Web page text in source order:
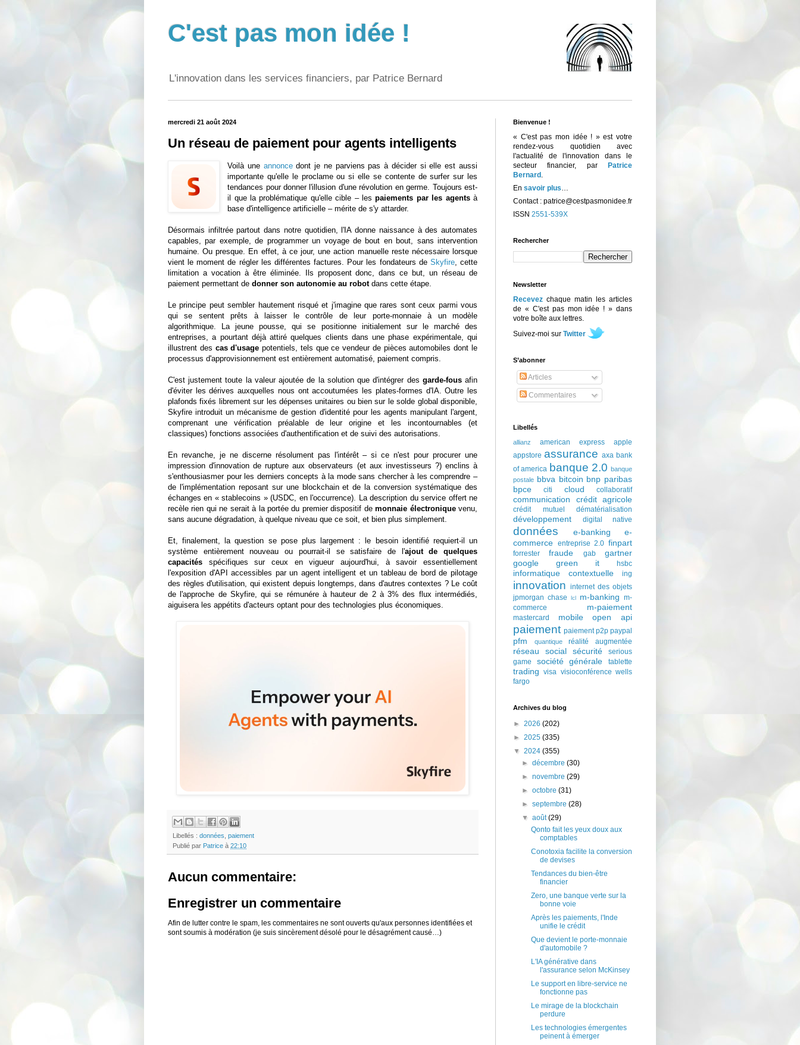
C'est pas mon idée !
L'innovation dans les services financiers, par Patrice Bernard
mercredi 21 août 2024
Un réseau de paiement pour agents intelligents
Voilà une annoncedont je ne parviens pas à décider si elle est aussi
importante qu'elle le proclame ou si elle se contente de surfer sur les
tendances pour donner l'illusion d'une révolution en germe. Toujours est-
il que la problématique qu'elle cible – lespaiements par les agentsà
base d'intelligence artificielle – mérite de s'y attarder.
Désormais infiltrée partout dans notre quotidien, l'IA donne naissance à des automates
capables, par exemple, de programmer un voyage de bout en bout, sans intervention
humaine. Ou presque. En effet, à ce jour, une action manuelle reste nécessaire lorsque
vient le moment de régler les différentes factures. Pour les fondateurs de Skyfire, cette
limitation a vocation à être éliminée. Ils proposent donc, dans ce but, un réseau de
paiement permettant de donner son autonomie au robotdans cette étape.
Le principe peut sembler hautement risqué et j'imagine que rares sont ceux parmi vous
qui se sentent prêts à laisser le contrôle de leur porte-monnaie à un modèle
algorithmique. La jeune pousse, qui se positionne initialement sur le marché des
entreprises, a pourtant déjà attiré quelques clients dans une phase expérimentale, qui
illustrent des cas d'usage potentiels, tels que ce vendeur de pièces automobiles dont le
processus d'approvisionnement est entièrement automatisé, paiement compris.
C'est justement toute la valeur ajoutée de la solution que d'intégrer des garde-fousafin
d'éviter les dérives auxquelles nous ont accoutumées les plates-formes d'IA. Outre les
plafonds fixés librement sur les dépenses unitaires ou bien sur le solde global disponible,
Skyfire introduit un mécanisme de gestion d'identité pour les agents manipulant l'argent,
comprenant une vérification préalable de leur origine et les incontournables (et
classiques) fonctions associées d'authentification et de suivi des autorisations.
En revanche, je ne discerne résolument pas l'intérêt – si ce n'est pour procurer une
impression d'innovation de rupture aux observateurs (et aux investisseurs ?) enclins à
s'enthousiasmer pour les derniers concepts à la mode sans chercher à les comprendre –
de l'implémentation reposant sur une blockchain et de la conversion systématique des
échanges en « stablecoins » (USDC, en l'occurrence). La description du service offert ne
recèle rien qui ne serait à la portée du premier dispositif demonnaie électroniquevenu,
sans aucune dégradation, à quelque niveau que ce soit, et bien plus simplement.
Et, finalement, la question se pose plus largement : le besoin identifié requiert-il un
système entièrement nouveau ou pourrait-il se satisfaire de l'ajout de quelques
capacités spécifiques sur ceux en vigueur aujourd'hui, à savoir essentiellement
l'exposition d'API accessibles par un agent intelligent et un tableau de bord de pilotage
des règles d'utilisation, qui existent depuis longtemps, dans d'autres contextes ? Le coût
de l'approche de Skyfire, qui se rémunére à hauteur de 2 à 3% des flux intermédiés,
aiguisera les appétits d'acteurs optant pour des technologies plus économiques.
Libellés : données, paiement
Publié par Patrice à 22:10
Aucun commentaire:
Enregistrer un commentaire
Afin de lutter contre le spam, les commentaires ne sont ouverts qu'aux personnes identifiées et
sont soumis à modération (je suis sincèrement désolé pour le désagrément causé…)
Bienvenue !
« C'est pas mon idée ! » est votre
rendez-vous quotidien avec
l'actualité de l'innovation dans le
secteur financier, par
Patrice
Bernard .
En savoir plus…
Contact : patrice@cestpasmonidee.fr
ISSN 2551-539X
Rechercher
Newsletter
Recevez chaque matin les articles
de « C'est pas mon idée ! » dans
votre boîte aux lettres.
Suivez-moi sur Twitter
S’abonner
Articles
Commentaires
Libellés
allianz american express
apple
appstore assurance axa bank
of america banque 2.0 banque
postale bbva bitcoin bnp paribas
bpce
citi cloud collaboratif
communication crédit agricole
crédit mutuel dématérialisation
développement digital native
données e-banking
e-
commerce entreprise 2.0 finpart
forrester fraude gab
gartner
google
green it hsbc
informatique contextuelle ing
innovation internet des objets
jpmorgan chase
lcl m-banking m-
commerce
m-paiement
mastercard mobile open api
paiement paiement p2p paypal
pfm quantique réalité augmentée
réseau social sécurité
serious
game
société générale tablette
trading visa visioconférence wells
fargo
Archives du blog
► 2026 (202)
► 2025 (335)
▼ 2024 (355)
►décembre(30)
►novembre(29)
►octobre(31)
►septembre(28)
▼août(29)
Qonto fait les yeux doux aux
comptables
Conotoxia facilite la conversion
de devises
Tendances du bien-être
financier
Zero, une banque verte sur la
bonne voie
Après les paiements, l'Inde
unifie le crédit
Que devient le porte-monnaie
d'automobile ?
L'IA générative dans
l'assurance selon McKinsey
Le support en libre-service ne
fonctionne pas
Le mirage de la blockchain
perdure
Les technologies émergentes
peinent à émerger